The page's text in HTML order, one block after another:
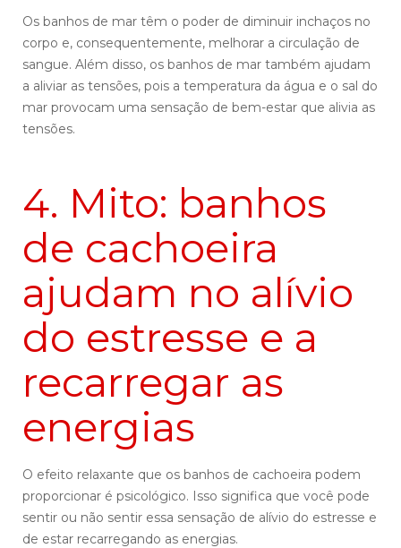
Os banhos de mar têm o poder de diminuir inchaços no
corpo e, consequentemente, melhorar a circulação de
sangue. Além disso, os banhos de mar também ajudam
a aliviar as tensões, pois a temperatura da água e o sal do
mar provocam uma sensação de bem-estar que alivia as
tensões.
4. Mito: banhos
de cachoeira
ajudam no alívio
do estresse e a
recarregar as
energias
O efeito relaxante que os banhos de cachoeira podem
proporcionar é psicológico. Isso significa que você pode
sentir ou não sentir essa sensação de alívio do estresse e
de estar recarregando as energias.